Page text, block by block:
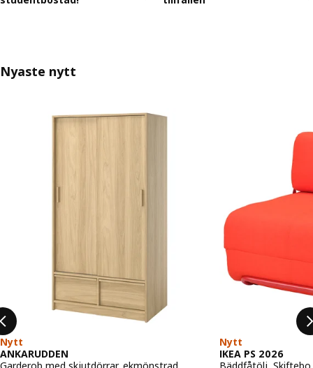
Nyaste nytt
Hoppa över listning
Nytt
ANKARUDDEN
Nytt
IKEA PS 2026